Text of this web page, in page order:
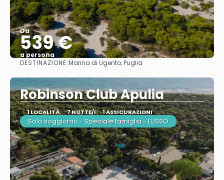
Da
539 €
a persona
Vedere
DESTINAZIONE:Marina di Ugento, Puglia
Robinson Club Apulia
1 LOCALITÀ 7 NOTTE/I 1 ASSICURAZIONI
Solo soggiorno - Speciale famiglia - LUSSO